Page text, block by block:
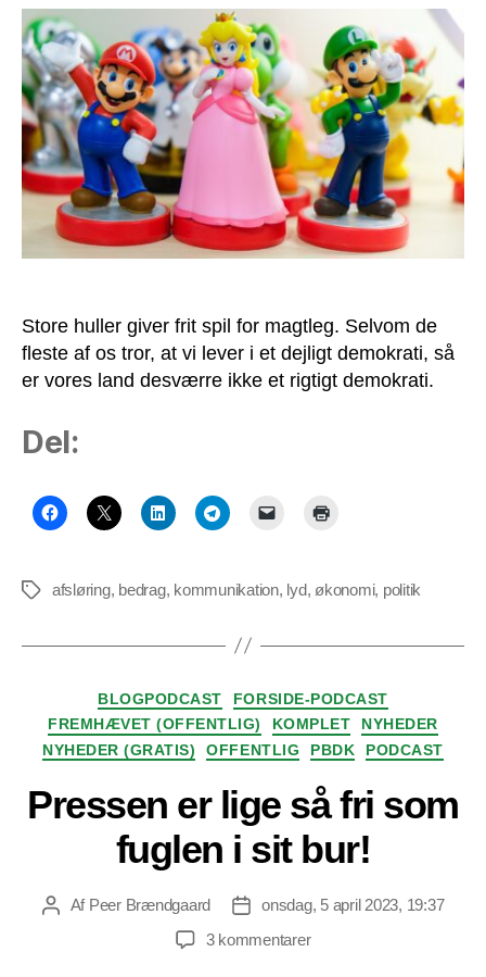
legetøjs-
demokrati!
Store huller giver frit spil for magtleg. Selvom de
fleste af os tror, at vi lever i et dejligt demokrati, så
er vores land desværre ikke et rigtigt demokrati.
Del:
Tagsafsløring, bedrag, kommunikation, lyd, økonomi, politik
Kategorier
BLOGPODCAST
FORSIDE-PODCAST
FREMHÆVET (OFFENTLIG)
KOMPLET
NYHEDER
NYHEDER (GRATIS)
OFFENTLIG PBDK PODCAST
Pressen er lige så fri som
fuglen i sit bur!
Indlægsforfatter
Af Peer Brændgaard Indlægsdato
onsdag, 5 april 2023, 19:37
3 kommentarertil